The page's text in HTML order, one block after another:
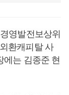
영발전보상위
환캐피탈 사
에는 김종준 현